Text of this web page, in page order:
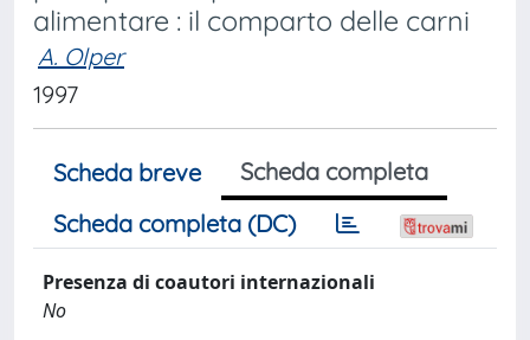
alimentare : il comparto delle carni
A. Olper
1997
Scheda breve
Scheda completa
Scheda completa (DC)
Presenza di coautori internazionali
No